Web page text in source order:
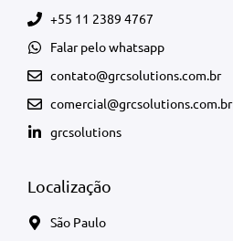
+55 11 2389 4767
Falar pelo whatsapp
contato@grcsolutions.com.br
comercial@grcsolutions.com.br
grcsolutions
Localização
São Paulo